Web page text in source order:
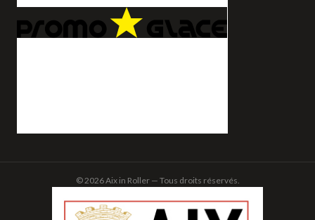
© 2026 Aix in Roller — Tous droits réservés.